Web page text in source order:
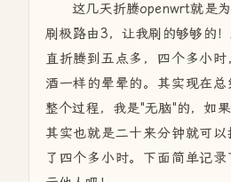
这几天折腾openwrt就是
刷极路由3，让我刷的够够的
直折腾到五点多，四个多小
酒一样的晕晕的。其实现在
整个过程，我是"无脑"的，如
其实也就是二十来分钟就可
了四个多小时。下面简单记